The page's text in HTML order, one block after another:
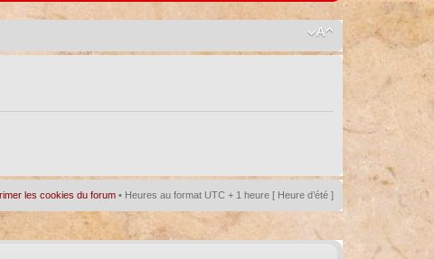
les cookies du forum • Heures au format UTC + 1 heure [ Heure d’été ]